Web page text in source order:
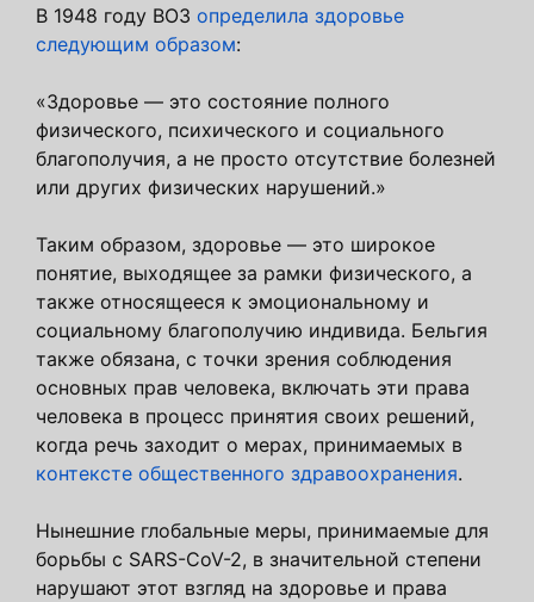
В 1948 году ВОЗ определила здоровье
следующим образом:
«Здоровье — это состояние полного
физического, психического и социального
благополучия, а не просто отсутствие болезней
или других физических нарушений.»
Таким образом, здоровье — это широкое
понятие, выходящее за рамки физического, а
также относящееся к эмоциональному и
социальному благополучию индивида. Бельгия
также обязана, с точки зрения соблюдения
основных прав человека, включать эти права
человека в процесс принятия своих решений,
когда речь заходит о мерах, принимаемых в
контексте общественного здравоохранения.
Нынешние глобальные меры, принимаемые для
борьбы с SARS-CoV-2, в значительной степени
нарушают этот взгляд на здоровье и права